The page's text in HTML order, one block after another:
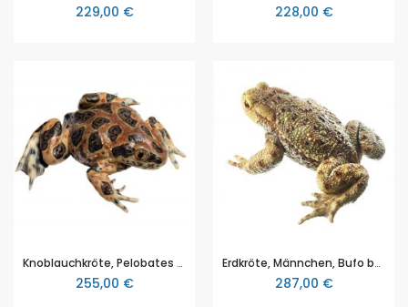
229,00 € 228,00 €
Knoblauchkröte, Pelobates fuscus, von SOMSO® (ZoS 1011), in natürlicher Größe, aus SOMSO-Plast®
255,00 €
Erdkröte, Männchen, Bufo bufo, von SOMSO® (ZoS 1012), in natürlicher Größe, aus SOMSO-Plast®
287,00 €